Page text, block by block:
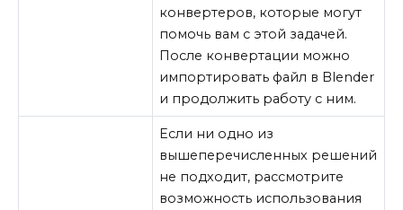
конвертеров, которые могут
помочь вам с этой задачей.
После конвертации можно
импортировать файл в Blender
и продолжить работу с ним.
Если ни одно из
вышеперечисленных решений
не подходит, рассмотрите
возможность использования